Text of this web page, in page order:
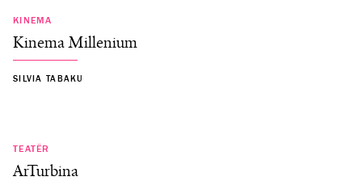
KINEMA
Kinema Millenium
SILVIA TABAKU
TEATËR
ArTurbina